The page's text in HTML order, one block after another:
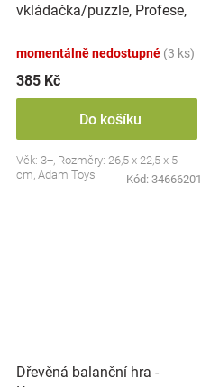
vkládačka/puzzle, Profese,
momentálně nedostupné (3 ks)
385 Kč
Do košíku
Věk: 3+, Rozměry: 26,5 x 22,5 x 5
cm, Adam Toys
Kód: 34666201
Dřevěná balanční hra -